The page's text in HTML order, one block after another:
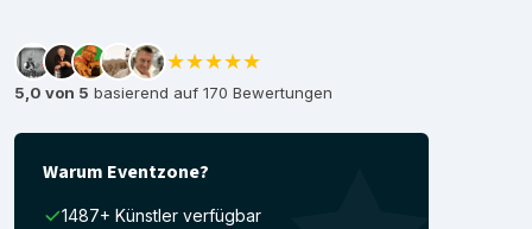
★★★★★
5,0 von 5 basierend auf 170 Bewertungen
Warum Eventzone?
1487+ Künstler verfügbar